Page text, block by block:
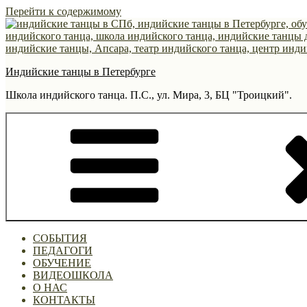
Перейти к содержимому
Индийские танцы в Петербурге
Школа индийского танца. П.С., ул. Мира, 3, БЦ "Троицкий".
СОБЫТИЯ
ПЕДАГОГИ
ОБУЧЕНИЕ
ВИДЕОШКОЛА
О НАС
КОНТАКТЫ